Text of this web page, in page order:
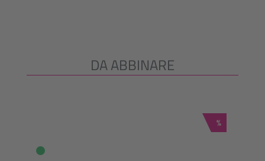
Salta la galleria dei prodotti
DA ABBINARE
Sconto
%